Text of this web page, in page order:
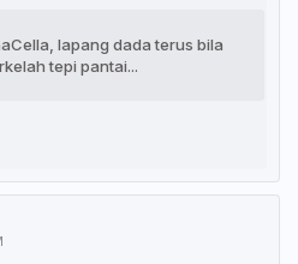
lapang dada terus bila
tepi pantai...